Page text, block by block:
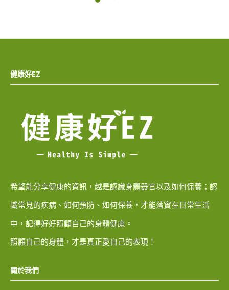
健康好EZ
希望能分享健康的資訊，越是認識身體器官以及如何保養；認
識常見的疾病、如何預防、如何保養，才能落實在日常生活
中，記得好好照顧自己的身體健康。
照顧自己的身體，才是真正愛自己的表現！
關於我們